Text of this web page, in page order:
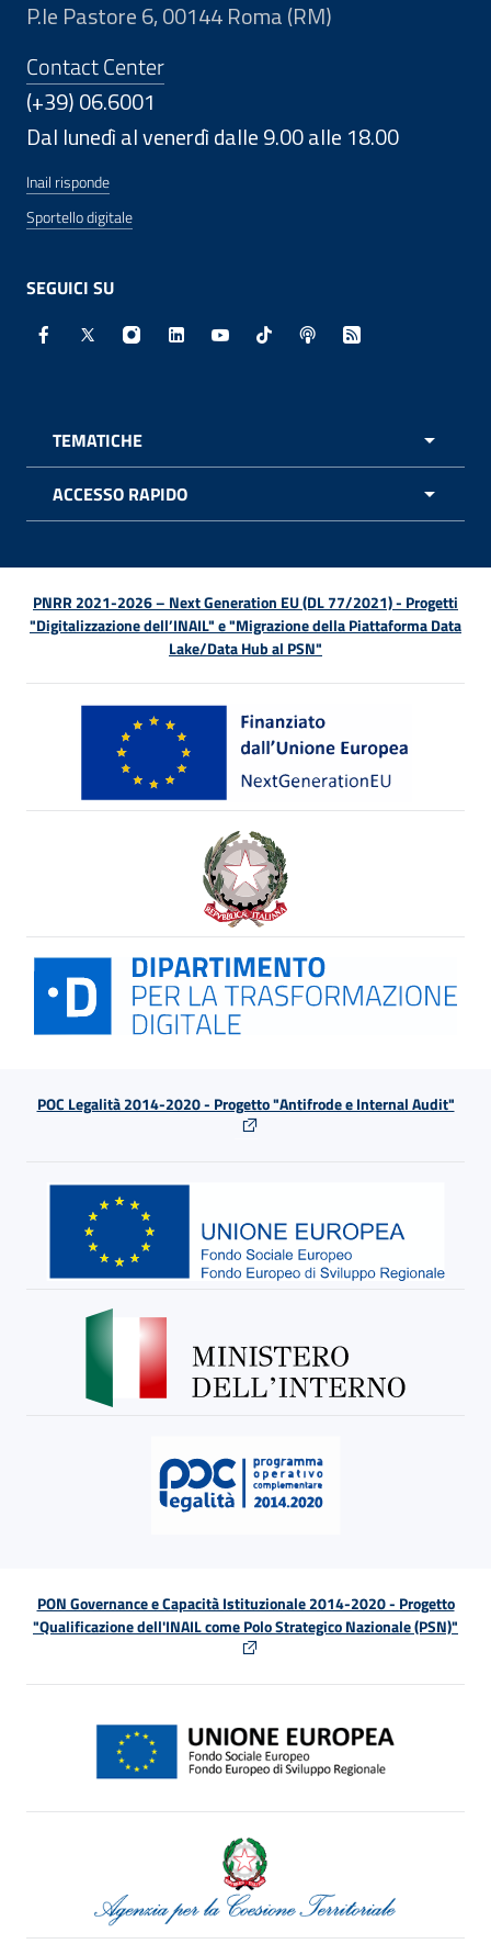
P.le Pastore 6, 00144 Roma (RM)
Contact Center
(+39) 06.6001
Dal lunedì al venerdì dalle 9.00 alle 18.00
Inail risponde
Sportello digitale
SEGUICI SU
Facebook - Sito esterno - Apertura in nuova finestra
X - Sito esterno - Apertura in nuova finestra
Instagram - Sito esterno - Apertura in
Linkedin - Sito esterno - Apertura in
Youtube - Sito esterno -
TikTok - Sito esterno -
Spreaker - Sito
Feed RSS -
TEMATICHE
ACCESSO RAPIDO
PNRR 2021-2026 – Next Generation EU (DL 77/2021) - Progetti
"Digitalizzazione dell’INAIL" e "Migrazione della Piattaforma Data
Lake/Data Hub al PSN"
POC Legalità 2014-2020 - Progetto "Antifrode e Internal Audit"
PON Governance e Capacità Istituzionale 2014-2020 - Progetto
"Qualificazione dell'INAIL come Polo Strategico Nazionale (PSN)"